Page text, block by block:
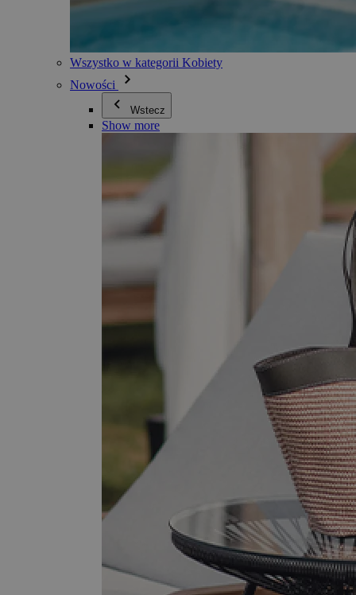
Wszystko w kategorii Kobiety
Nowości
Wstecz
Show more